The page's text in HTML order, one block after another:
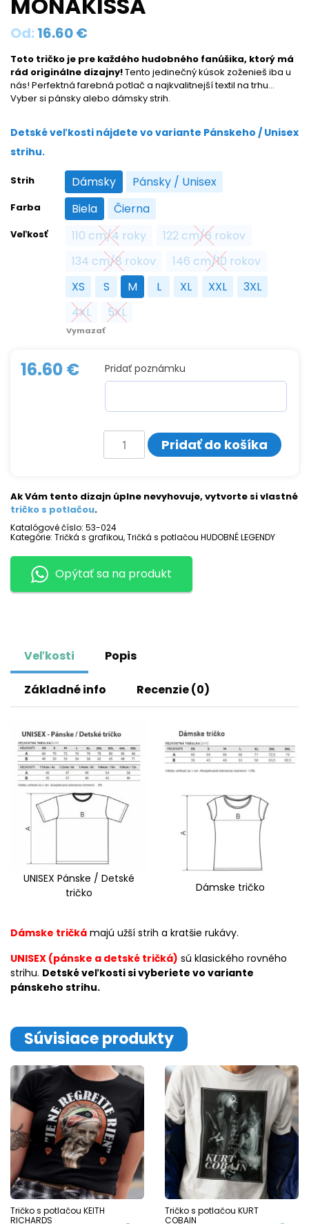
Od:16.60€
Toto tričko je pre každého hudobného fanúšika, ktorý má
rád originálne dizajny!Tento jedinečný kúsok zoženieš iba u
nás! Perfektná farebná potlač a najkvalitnejší textil na trhu…
Vyber si pánsky alebo dámsky strih.
Detské veľkosti nájdete vo variante Pánskeho / Unisex
strihu.
Strih Dámsky
Dámsky Pánsky / Unisex
Pánsky / Unisex
Farba Biela
Biela Čierna
Čierna
Veľkosť 110 cm/4 roky
110 cm/4 roky122 cm/6 rokov
122 cm/6 rokov
134 cm/8 rokov
134 cm/8 rokov146 cm/10 rokov
146 cm/10 rokov
XS
XS S
S M
M LL XL
XL XXL
XXL 3XL
3XL
4XL
4XL 5XL
5XL
Vymazať
16.60€ Pridať poznámku
množstvo
Tričko
s
Pridať do košíka
Ak Vám tento dizajn úplne nevyhovuje, vytvorte si vlastné
tričko s potlačou.
Katalógové číslo: 53-024
Kategórie: Tričká s grafikou,Tričká s potlačou HUDOBNÉ LEGENDY
Opýtať sa na produkt
Veľkosti Popis
Základné info Recenzie (0)
UNISEX Pánske / Detské
tričko
Dámske tričko
Dámske tričká majú užší strih a kratšie rukávy.
UNISEX (pánske a detské tričká) sú klasického rovného
strihu. Detské veľkosti si vyberiete vo variante
pánskeho strihu.
Súvisiace produkty
Tričko s potlačou KEITH
RICHARDS
Tričko s potlačou KURT
COBAIN